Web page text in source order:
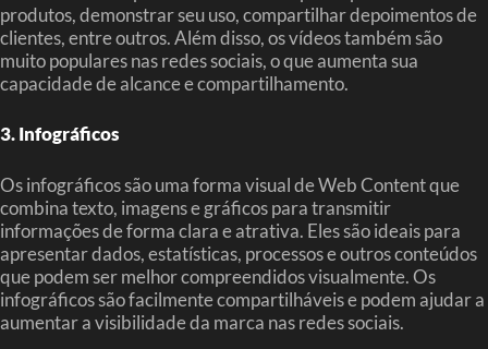
produtos, demonstrar seu uso, compartilhar depoimentos de
clientes, entre outros. Além disso, os vídeos também são
muito populares nas redes sociais, o que aumenta sua
capacidade de alcance e compartilhamento.
3. Infográficos
Os infográficos são uma forma visual de Web Content que
combina texto, imagens e gráficos para transmitir
informações de forma clara e atrativa. Eles são ideais para
apresentar dados, estatísticas, processos e outros conteúdos
que podem ser melhor compreendidos visualmente. Os
infográficos são facilmente compartilháveis e podem ajudar a
aumentar a visibilidade da marca nas redes sociais.